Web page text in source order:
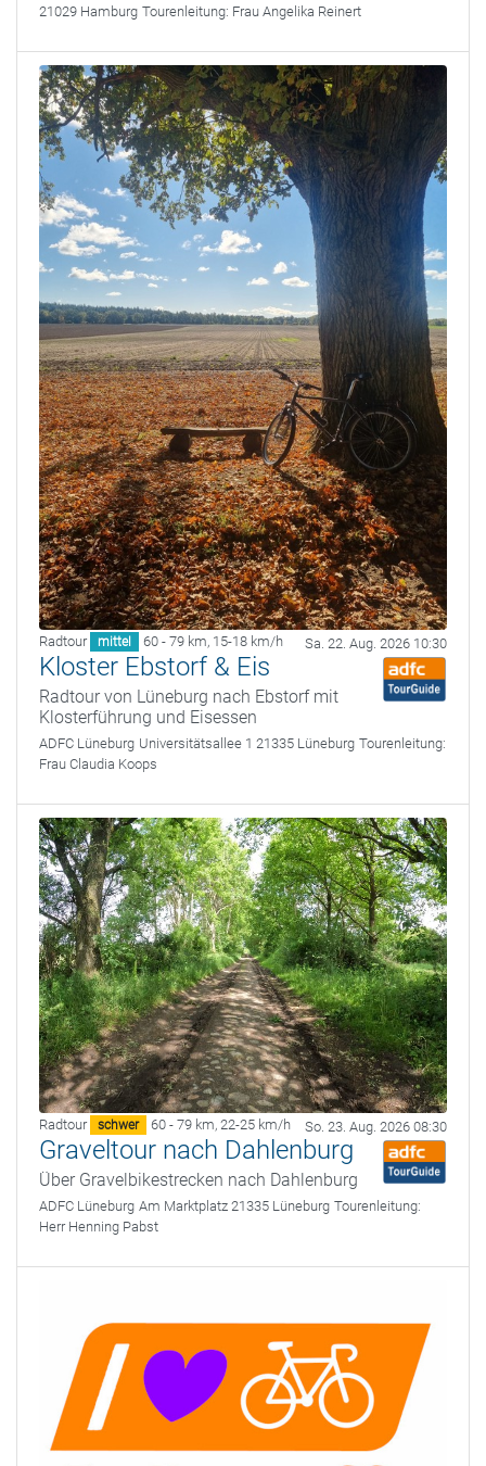
21029 Hamburg Tourenleitung: Frau Angelika Reinert
Radtour mittel 60 - 79 km, 15-18 km/h Sa. 22. Aug. 2026 10:30
Kloster Ebstorf & Eis
Radtour von Lüneburg nach Ebstorf mit
Klosterführung und Eisessen
ADFC Lüneburg Universitätsallee 1 21335 Lüneburg Tourenleitung:
Frau Claudia Koops
Radtour schwer 60 - 79 km, 22-25 km/h So. 23. Aug. 2026 08:30
Graveltour nach Dahlenburg
Über Gravelbikestrecken nach Dahlenburg
ADFC Lüneburg Am Marktplatz 21335 Lüneburg Tourenleitung:
Herr Henning Pabst